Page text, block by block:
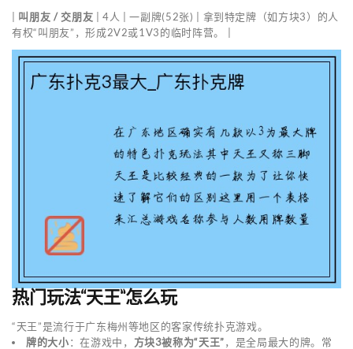
叫朋友 / 交朋友 | 4人 | 一副牌(52张) | 拿到特定牌（如方块3）的人
有权“叫朋友”，形成2V2或1V3的临时阵营。 |
热门玩法“天王”怎么玩
“天王”是流行于广东梅州等地区的客家传统扑克游戏。
牌的大小：在游戏中， 方块3被称为“天王”，是全局最大的牌。常